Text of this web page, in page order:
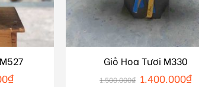
₫
Giỏ Hoa Tươi M330
1.500.000₫ 1.400.000₫